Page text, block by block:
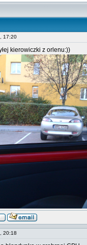
17:20
kierowiczki z orlenu:))
20:18